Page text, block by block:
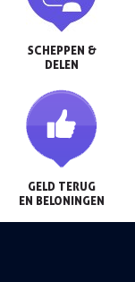
SCHEPPEN &
DELEN
GELD TERUG
EN BELONINGEN